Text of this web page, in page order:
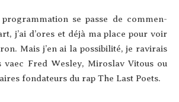
j’ai d’ores et déjà ma place pour voir
Mais j’en ai la pos­si­bi­li­té, je ravi­rais
vaec Fred Wes­ley, Miro­slav Vitous ou
fon­da­teurs du rap The Last Poets.